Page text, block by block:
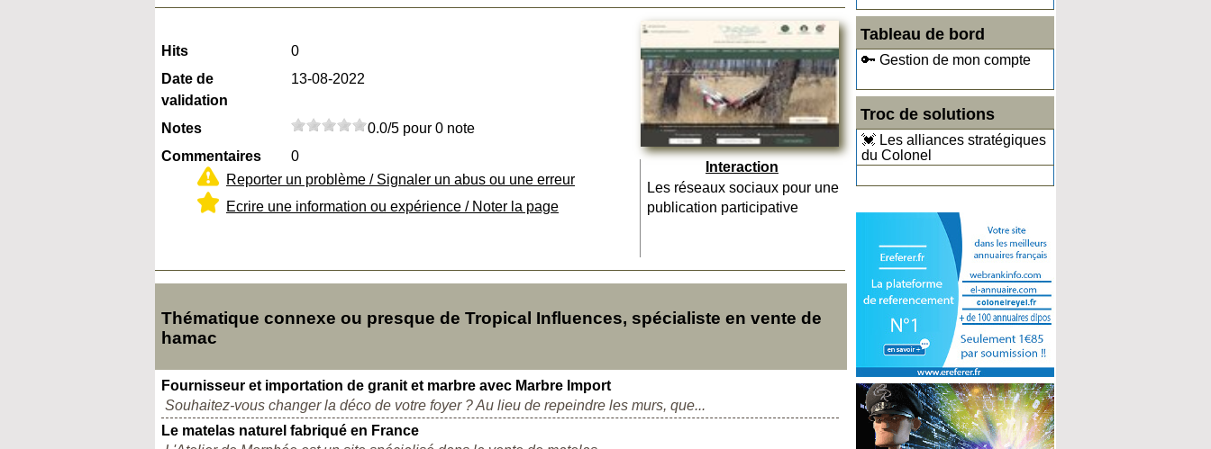
Tableau de bord
🔑 Gestion de mon compte
Troc de solutions
💓 Les alliances stratégiques
du Colonel
Hits
0
Date de
validation
13-08-2022
Notes
0.0/5 pour 0 note
Commentaires
0
Reporter un problème / Signaler un abus ou une erreur
Ecrire une information ou expérience / Noter la page
Interaction
Les réseaux sociaux pour une
publication participative
Thématique connexe ou presque de Tropical Influences, spécialiste en vente de
hamac
Fournisseur et importation de granit et marbre avec Marbre Import
Souhaitez-vous changer la déco de votre foyer ? Au lieu de repeindre les murs, que...
Le matelas naturel fabriqué en France